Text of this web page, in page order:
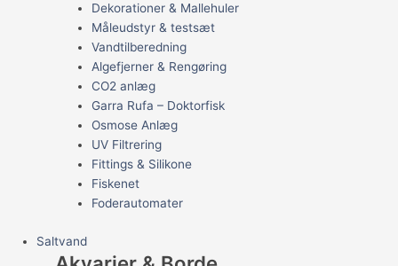
Dekorationer & Mallehuler
Måleudstyr & testsæt
Vandtilberedning
Algefjerner & Rengøring
CO2 anlæg
Garra Rufa – Doktorfisk
Osmose Anlæg
UV Filtrering
Fittings & Silikone
Fiskenet
Foderautomater
Saltvand